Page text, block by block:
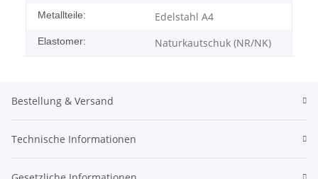
Metallteile: Edelstahl A4
Elastomer: Naturkautschuk (NR/NK)
Bestellung & Versand
Technische Informationen